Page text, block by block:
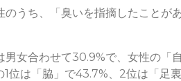
のうち、「臭いを指摘したこと
女合わせて30.9%で、女性の
位は「脇」で43.7%、2位は「